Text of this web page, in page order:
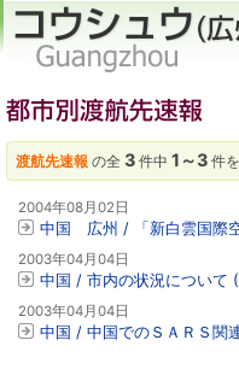
渡航先速報 の全 3 件中 1～3 件
2004年08月02日
中国 広州 / 「新白雲国際
2003年04月04日
中国 / 市内の状況について
2003年04月04日
中国 / 中国でのＳＡＲＳ関